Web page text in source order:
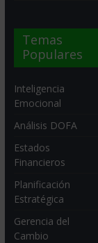
Temas
Populares
Inteligencia
Emocional
Análisis DOFA
Estados
Financieros
Planificación
Estratégica
Gerencia del
Cambio